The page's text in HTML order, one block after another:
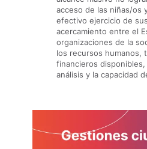
acceso de las niñas/os
efectivo ejercicio de
acercamiento entre el
organizaciones de la
los recursos humanos,
financieros
análisis y la capacidad